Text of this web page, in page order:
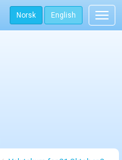
Norsk English